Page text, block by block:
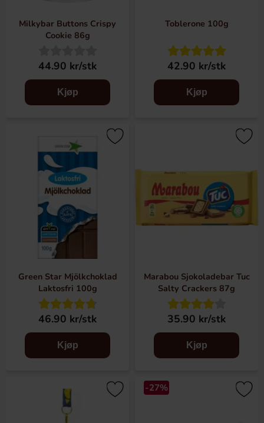
Milkybar Buttons Crispy
Cookie 86g
44.90 kr/stk
Kjøp
Toblerone 100g
42.90 kr/stk
Kjøp
Green Star Mjölkchoklad
Laktosfri 100g
46.90 kr/stk
Kjøp
Marabou Sjokoladebar Tuc
Salty Crackers 87g
35.90 kr/stk
Kjøp
-27%